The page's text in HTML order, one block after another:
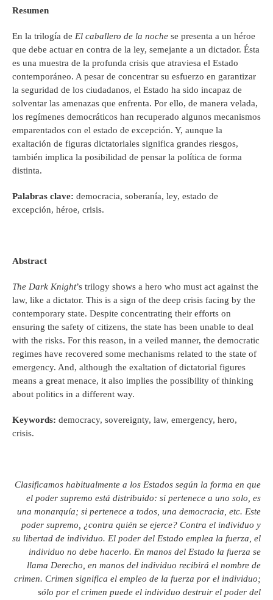
Resumen
En la trilogía de El caballero de la noche se presenta a un héroe
que debe actuar en contra de la ley, semejante a un dictador. Ésta
es una muestra de la profunda crisis que atraviesa el Estado
contemporáneo. A pesar de concentrar su esfuerzo en garantizar
la seguridad de los ciudadanos, el Estado ha sido incapaz de
solventar las amenazas que enfrenta. Por ello, de manera velada,
los regímenes democráticos han recuperado algunos mecanismos
emparentados con el estado de excepción. Y, aunque la
exaltación de figuras dictatoriales significa grandes riesgos,
también implica la posibilidad de pensar la política de forma
distinta.
Palabras clave: democracia, soberanía, ley, estado de
excepción, héroe, crisis.
Abstract
The Dark Knight’s trilogy shows a hero who must act against the
law, like a dictator. This is a sign of the deep crisis facing by the
contemporary state. Despite concentrating their efforts on
ensuring the safety of citizens, the state has been unable to deal
with the risks. For this reason, in a veiled manner, the democratic
regimes have recovered some mechanisms related to the state of
emergency. And, although the exaltation of dictatorial figures
means a great menace, it also implies the possibility of thinking
about politics in a different way.
Keywords: democracy, sovereignty, law, emergency, hero,
crisis.
Clasificamos habitualmente a los Estados según la forma en que
el poder supremo está distribuido: si pertenece a uno solo, es
una monarquía; si pertenece a todos, una democracia, etc. Este
poder supremo, ¿contra quién se ejerce? Contra el individuo y
su libertad de individuo. El poder del Estado emplea la fuerza, el
individuo no debe hacerlo. En manos del Estado la fuerza se
llama Derecho, en manos del individuo recibirá el nombre de
crimen. Crimen significa el empleo de la fuerza por el individuo;
sólo por el crimen puede el individuo destruir el poder del